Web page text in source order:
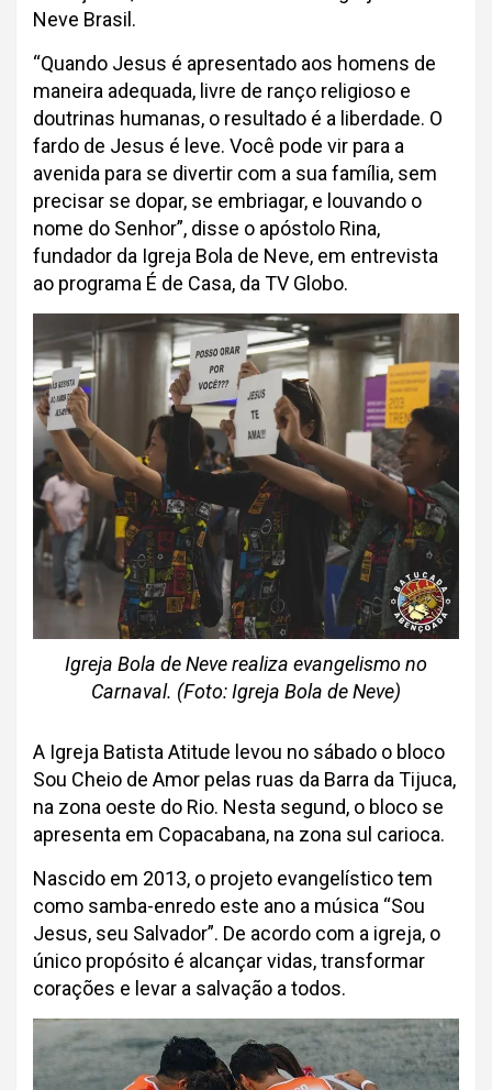
Neve Brasil.
“Quando Jesus é apresentado aos homens de
maneira adequada, livre de ranço religioso e
doutrinas humanas, o resultado é a liberdade. O
fardo de Jesus é leve. Você pode vir para a
avenida para se divertir com a sua família, sem
precisar se dopar, se embriagar, e louvando o
nome do Senhor”, disse o apóstolo Rina,
fundador da Igreja Bola de Neve, em entrevista
ao programa É de Casa, da TV Globo.
Igreja Bola de Neve realiza evangelismo no
Carnaval. (Foto: Igreja Bola de Neve)
A Igreja Batista Atitude levou no sábado o bloco
Sou Cheio de Amor pelas ruas da Barra da Tijuca,
na zona oeste do Rio. Nesta segund, o bloco se
apresenta em Copacabana, na zona sul carioca.
Nascido em 2013, o projeto evangelístico tem
como samba-enredo este ano a música “Sou
Jesus, seu Salvador”. De acordo com a igreja, o
único propósito é alcançar vidas, transformar
corações e levar a salvação a todos.